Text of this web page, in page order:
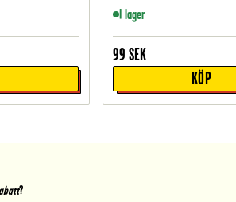
I lager
99 SEK
KÖP
?